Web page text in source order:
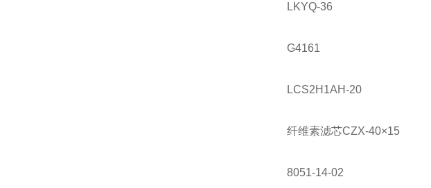
LKYQ-36
G4161
LCS2H1AH-20
纤维素滤芯CZX-40×15
8051-14-02